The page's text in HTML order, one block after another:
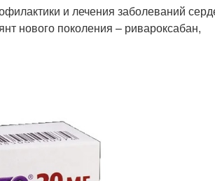
и лечения заболеваний
нового поколения – ривароксабан,